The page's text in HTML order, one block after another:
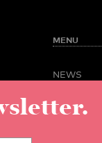
MENU
NEWS
SPOTLIGHT